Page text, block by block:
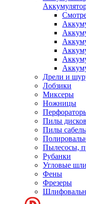
Дрели и
Лобзики
Миксеры
Ножницы
Пилы
Пилы
Пылесосы,
Рубанки
Угловые
Фены
Фрезеры